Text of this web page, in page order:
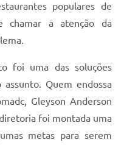
populares de
chamar a atenção da
foi uma das soluções
Quem endossa
Gleyson Anderson
foi montada uma
metas para serem